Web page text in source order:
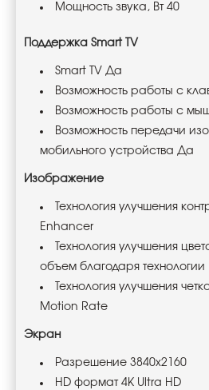
Мощность звука, Вт 40
Поддержка Smart TV
Smart TV Да
Возможность работы с
Возможность работы с
Возможность передачи
мобильного устройства Да
Изображение
Технология улучшения
Enhancer
Технология улучшения
объем благодаря технологии
Технология улучшения
Motion Rate
Экран
Разрешение 3840x2160
HD формат 4K Ultra HD